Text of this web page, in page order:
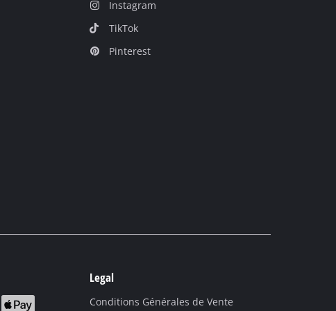
Instagram
TikTok
Pinterest
Legal
Conditions Générales de Vente